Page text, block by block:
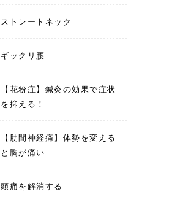
ストレートネック
ギックリ腰
【花粉症】鍼灸の効果で症状
を抑える！
【肋間神経痛】体勢を変える
と胸が痛い
頭痛を解消する